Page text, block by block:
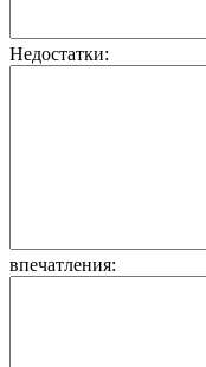
Недостатки:
впечатления: